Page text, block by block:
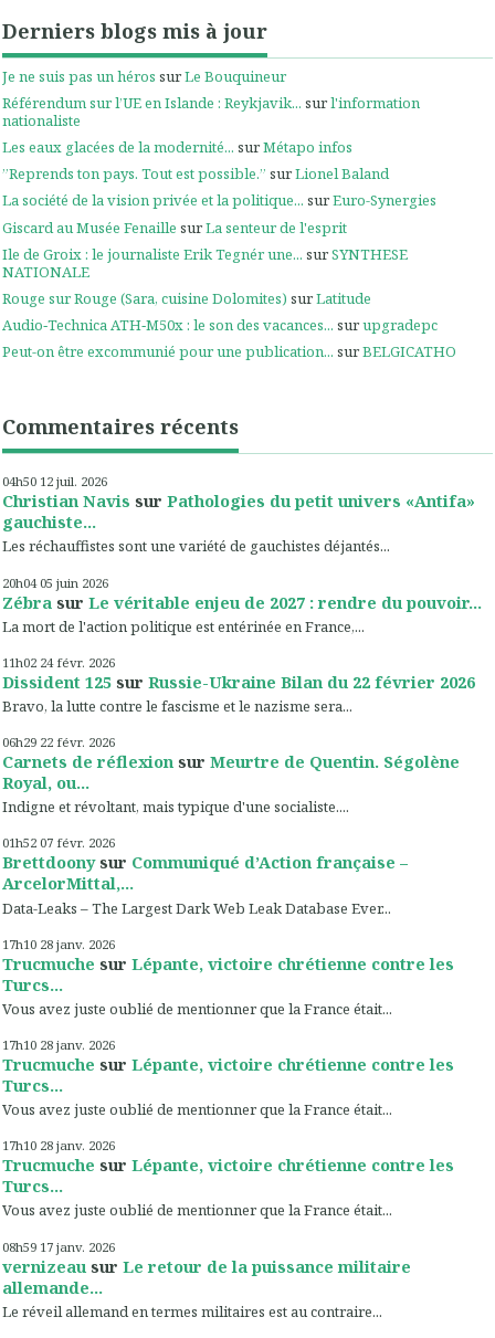
Derniers blogs mis à jour
Je ne suis pas un héros surLe Bouquineur
Référendum sur l’UE en Islande : Reykjavik... surl'information
nationaliste
Les eaux glacées de la modernité... surMétapo infos
”Reprends ton pays. Tout est possible.” surLionel Baland
La société de la vision privée et la politique... surEuro-Synergies
Giscard au Musée Fenaille surLa senteur de l'esprit
Ile de Groix : le journaliste Erik Tegnér une... surSYNTHESE
NATIONALE
Rouge sur Rouge (Sara, cuisine Dolomites) surLatitude
Audio‑Technica ATH‑M50x : le son des vacances... surupgradepc
Peut-on être excommunié pour une publication... surBELGICATHO
Commentaires récents
04h50 12 juil. 2026
Christian Navis sur Pathologies du petit univers «Antifa»
gauchiste...
Les réchauffistes sont une variété de gauchistes déjantés...
20h04 05 juin 2026
Zébra sur Le véritable enjeu de 2027 : rendre du pouvoir...
La mort de l'action politique est entérinée en France,...
11h02 24 févr. 2026
Dissident 125 sur Russie-Ukraine Bilan du 22 février 2026
Bravo, la lutte contre le fascisme et le nazisme sera...
06h29 22 févr. 2026
Carnets de réflexion sur Meurtre de Quentin. Ségolène
Royal, ou...
Indigne et révoltant, mais typique d'une socialiste....
01h52 07 févr. 2026
Brettdoonysur Communiqué d’Action française –
ArcelorMittal,...
Data-Leaks – The Largest Dark Web Leak Database Ever...
17h10 28 janv. 2026
Trucmuche sur Lépante, victoire chrétienne contre les
Turcs...
Vous avez juste oublié de mentionner que la France était...
17h10 28 janv. 2026
Trucmuche sur Lépante, victoire chrétienne contre les
Turcs...
Vous avez juste oublié de mentionner que la France était...
17h10 28 janv. 2026
Trucmuche sur Lépante, victoire chrétienne contre les
Turcs...
Vous avez juste oublié de mentionner que la France était...
08h59 17 janv. 2026
vernizeau sur Le retour de la puissance militaire
allemande...
Le réveil allemand en termes militaires est au contraire...